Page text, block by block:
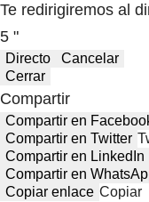
Te redirigiremos al
5 "
Directo
Cancelar
Cerrar
Compartir
Compartir en
Compartir en Twitter
Compartir en LinkedIn
Compartir en
Copiar enlace Copiar